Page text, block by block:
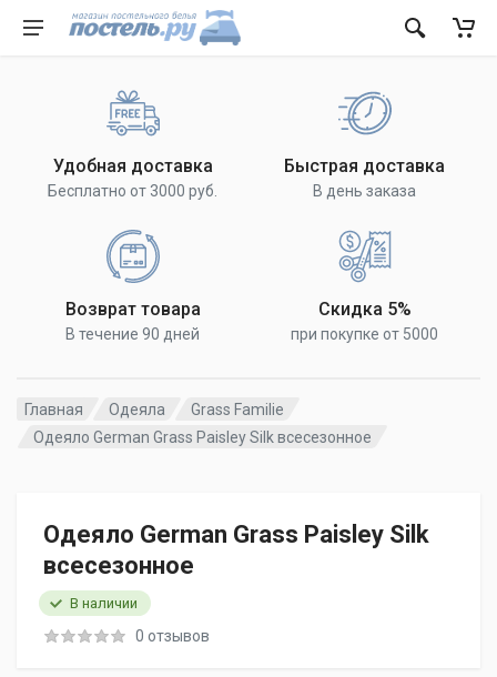
Удобная доставка
Бесплатно от 3000 руб.
Быстрая доставка
В день заказа
Возврат товара
В течение 90 дней
Скидка 5%
при покупке от 5000
Главная Одеяла
Grass Familie
Одеяло German Grass Paisley Silk всесезонное
Одеяло German Grass Paisley Silk
всесезонное
0 отзывов
В наличии